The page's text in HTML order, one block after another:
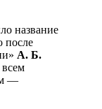
название
после
А. Б.
всем
—